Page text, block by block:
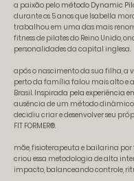
a paixão pelo método Dynamic
durante os 5 anos que Isabella
trabalhou em uma das mais
fitness de pilates do Reino Unido,
personalidades da capital inglesa.
após o nascimento da sua filha, a
perto da família falou mais alto e
Brasil. Inspirada pela experiência
ausência de um método dinâmico
decidiu criar e desenvolver seu
FIT FORMER®.
mãe, fisioterapeuta e bailarina
criou essa metodologia de alta
impacto, balanceando controle,